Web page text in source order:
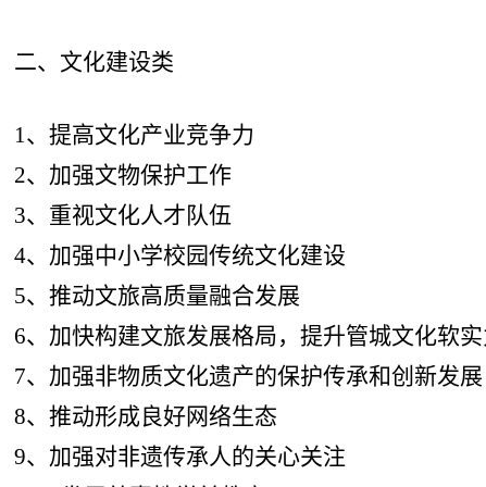
二、文化建设类
1、提高文化产业竞争力
2、加强文物保护工作
3、重视文化人才队伍
4、加强中小学校园传统文化建设
5、推动文旅高质量融合发展
6、加快构建文旅发展格局，提升管城文化软
7、加强非物质文化遗产的保护传承和创新发展
8、推动形成良好网络生态
9、加强对非遗传承人的关心关注